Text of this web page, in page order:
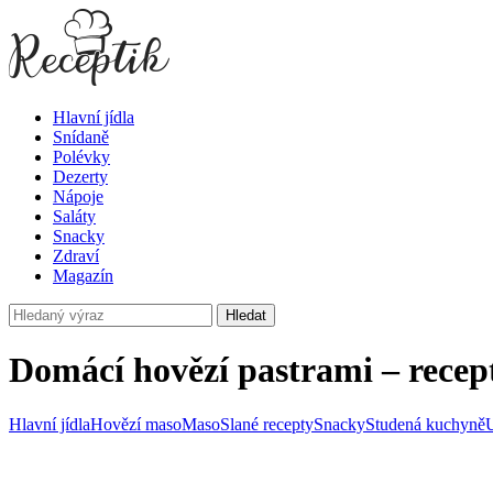
Hlavní jídla
Snídaně
Polévky
Dezerty
Nápoje
Saláty
Snacky
Zdraví
Magazín
Hledat
Domácí hovězí pastrami –
Hlavní jídlaHovězí masoMasoSlané receptySnackyStudená kuchyně